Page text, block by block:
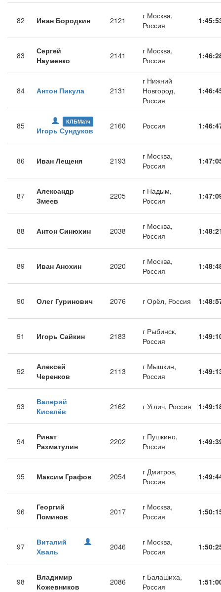
82 Иван Бородкин 2121
г Москва,
Россия
83
Сергей
Науменко
2141
г Москва,
Россия
84 Антон Пикула 2131
г Нижний
Новгород,
Россия
85 КЛБМатч
Игорь Сундуков 2160 Россия
86 Иван Лещеня 2193
г Москва,
Россия
87
Александр
Змеев
2205
г Надым,
Россия
88 Антон Синюхин 2038
г Москва,
Россия
89 Иван Анохин 2020
г Москва,
Россия
90 Олег Гуринович 2076 г Орёл, Россия
91 Игорь Сайкин 2183
г Рыбинск,
Россия
92
Алексей
Черенков
2113
г Мышкин,
Россия
93
Валерий
Киселёв
2162 г Углич, Россия
94
Ринат
Рахматулин
2202
г Пушкино,
Россия
95 Максим Графов 2054
г Дмитров,
Россия
96
Георгий
Поминов
2017
г Москва,
Россия
97
Виталий
Хваль
2046
г Москва,
Россия
98
Владимир
Кожевников
2086
г Балашиха,
Россия